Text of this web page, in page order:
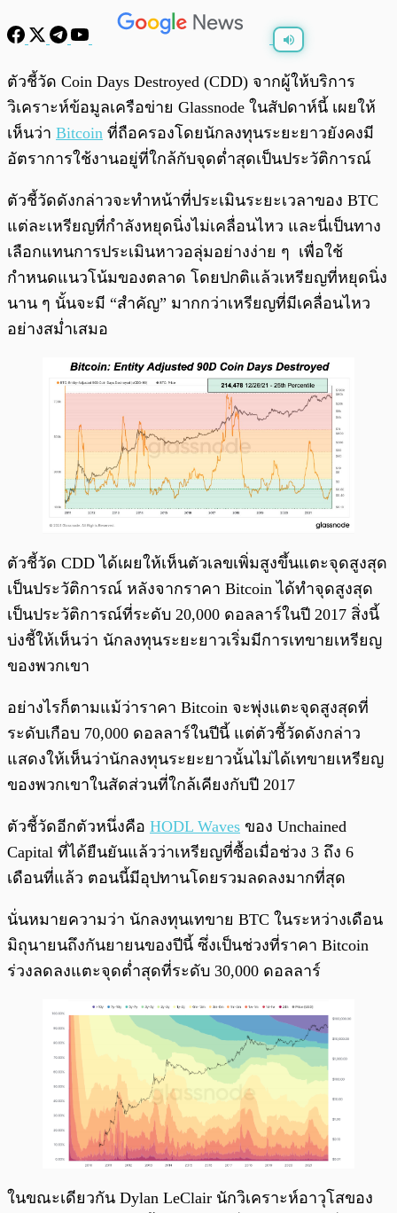
0:00 /
ตัวชี้วัด Coin Days Destroyed (CDD) จากผู้ให้บริการ
วิเคราะห์ข้อมูลเครือข่าย Glassnode ในสัปดาห์นี้ เผยให้
เห็นว่า Bitcoin ที่ถือครองโดยนักลงทุนระยะยาวยังคงมี
อัตราการใช้งานอยู่ที่ใกล้กับจุดต่ำสุดเป็นประวัติการณ์
ตัวชี้วัดดังกล่าวจะทำหน้าที่ประเมินระยะเวลาของ BTC
แต่ละเหรียญที่กำลังหยุดนิ่งไม่เคลื่อนไหว และนี่เป็นทาง
เลือกแทนการประเมินหาวอลุ่มอย่างง่าย ๆ เพื่อใช้
กำหนดแนวโน้มของตลาด โดยปกติแล้วเหรียญที่หยุดนิ่ง
นาน ๆ นั้นจะมี “สำคัญ” มากกว่าเหรียญที่มีเคลื่อนไหว
อย่างสม่ำเสมอ
ตัวชี้วัด CDD ได้เผยให้เห็นตัวเลขเพิ่มสูงขึ้นแตะจุดสูงสุด
เป็นประวัติการณ์ หลังจากราคา Bitcoin ได้ทำจุดสูงสุด
เป็นประวัติการณ์ที่ระดับ 20,000 ดอลลาร์ในปี 2017 สิ่งนี้
บ่งชี้ให้เห็นว่า นักลงทุนระยะยาวเริ่มมีการเทขายเหรียญ
ของพวกเขา
อย่างไรก็ตามแม้ว่าราคา Bitcoin จะพุ่งแตะจุดสูงสุดที่
ระดับเกือบ 70,000 ดอลลาร์ในปีนี้ แต่ตัวชี้วัดดังกล่าว
แสดงให้เห็นว่านักลงทุนระยะยาวนั้นไม่ได้เทขายเหรียญ
ของพวกเขาในสัดส่วนที่ใกล้เคียงกับปี 2017
ตัวชี้วัดอีกตัวหนึ่งคือ HODL Waves ของ Unchained
Capital ที่ได้ยืนยันแล้วว่าเหรียญที่ซื้อเมื่อช่วง 3 ถึง 6
เดือนที่แล้ว ตอนนี้มีอุปทานโดยรวมลดลงมากที่สุด
นั่นหมายความว่า นักลงทุนเทขาย BTC ในระหว่างเดือน
มิถุนายนถึงกันยายนของปีนี้ ซึ่งเป็นช่วงที่ราคา Bitcoin
ร่วงลดลงแตะจุดต่ำสุดที่ระดับ 30,000 ดอลลาร์
ในขณะเดียวกัน Dylan LeClair นักวิเคราะห์อาวุโสของ